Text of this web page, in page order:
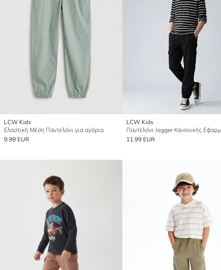
LCW Kids
Ελαστική Μέση Παντελόνι για αγόρια
9.99 EUR
LCW Kids
11.99 EUR